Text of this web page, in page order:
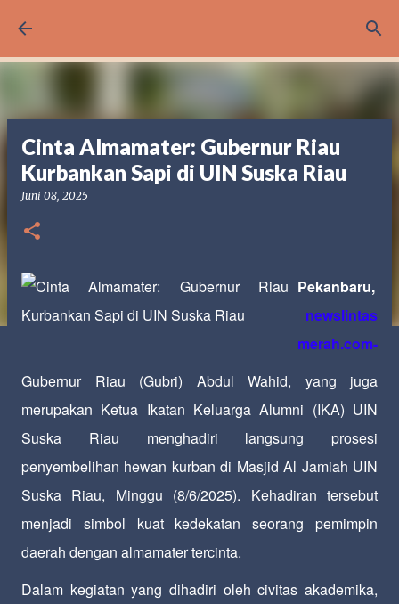
Cinta Almamater: Gubernur Riau
Kurbankan Sapi di UIN Suska Riau
Juni 08, 2025
Pekanbaru,
newslintas
merah.com-
Gubernur Riau (Gubri) Abdul Wahid, yang juga
merupakan Ketua Ikatan Keluarga Alumni (IKA) UIN
Suska Riau menghadiri langsung prosesi
penyembelihan hewan kurban di Masjid Al Jamiah UIN
Suska Riau, Minggu (8/6/2025). Kehadiran tersebut
menjadi simbol kuat kedekatan seorang pemimpin
daerah dengan almamater tercinta.
Dalam kegiatan yang dihadiri oleh civitas akademika,